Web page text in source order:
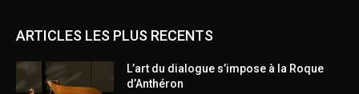
ARTICLES LES PLUS RECENTS
L’art du dialogue s’impose à la Roque
d’Anthéron